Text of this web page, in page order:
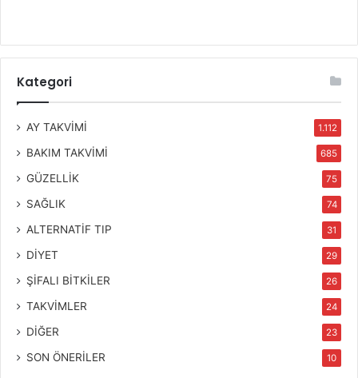
Kategori
AY TAKVİMİ 1.112
BAKIM TAKVİMİ 685
GÜZELLİK 75
SAĞLIK 74
ALTERNATİF TIP 31
DİYET 29
ŞİFALI BİTKİLER 26
TAKVİMLER 24
DİĞER 23
SON ÖNERİLER 10